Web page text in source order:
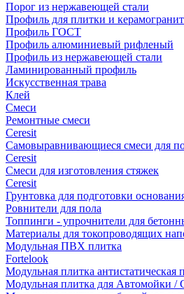
Порог из нержавеющей стали
Профиль для плитки и
Профиль ГОСТ
Профиль алюминиевый рифленый
Профиль из нержавеющей стали
Ламинированный профиль
Искусственная трава
Клей
Смеси
Ремонтные смеси
Ceresit
Самовыравнивающиеся смеси для
Ceresit
Смеси для изготовления стяжек
Ceresit
Грунтовка для подготовки
Ровнители для пола
Топпинги - упрочнители для
Материалы для токопроводящих
Модульная ПВХ плитка
Fortelook
Модульная плитка антистатическая
Модульная плитка для Автомойки /